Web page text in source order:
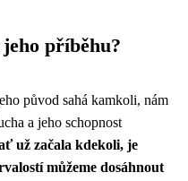
jeho příběhu?
původ sahá kamkoli, nám
a jeho schopnost
už začala kdekoli, je
můžeme dosáhnout